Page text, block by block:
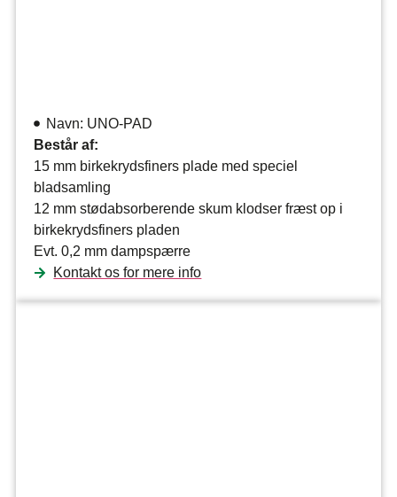
Navn: UNO-PAD
Består af:
15 mm birkekrydsfiners plade med speciel
bladsamling
12 mm stødabsorberende skum klodser fræst op i
birkekrydsfiners pladen
Evt. 0,2 mm dampspærre
Kontakt os for mere info